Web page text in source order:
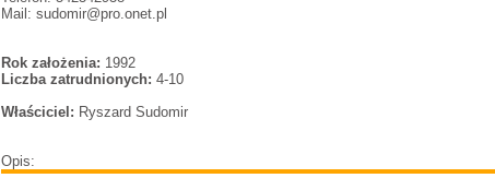
Mail: sudomir@pro.onet.pl
Rok założenia: 1992
Liczba zatrudnionych: 4-10
Właściciel: Ryszard Sudomir
Opis: